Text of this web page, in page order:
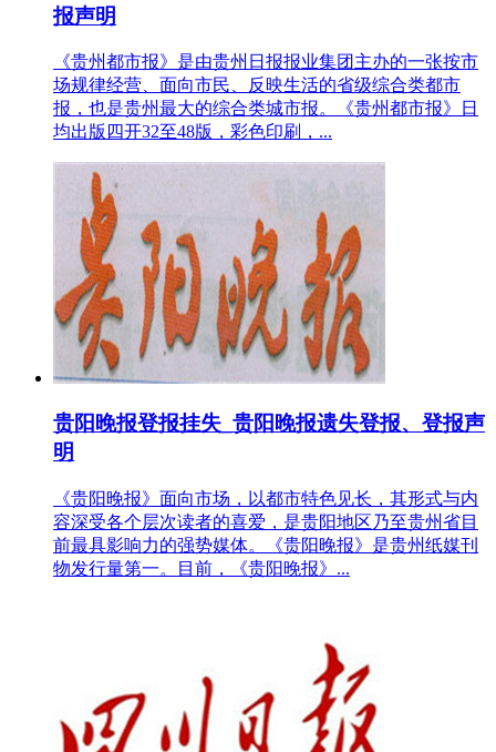
报声明
《贵州都市报》是由贵州日报报业集团主办的一张按市
场规律经营、面向市民、反映生活的省级综合类都市
报，也是贵州最大的综合类城市报。《贵州都市报》日
均出版四开32至48版，彩色印刷，...
贵阳晚报登报挂失_贵阳晚报遗失登报、登报声
明
《贵阳晚报》面向市场，以都市特色见长，其形式与内
容深受各个层次读者的喜爱，是贵阳地区乃至贵州省目
前最具影响力的强势媒体。《贵阳晚报》是贵州纸媒刊
物发行量第一。目前，《贵阳晚报》...